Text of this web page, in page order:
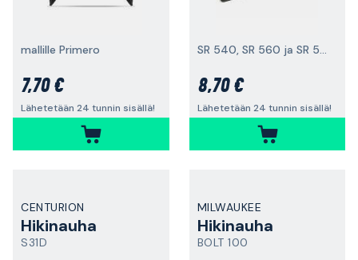
mallille Primero
7,70 €
Lähetetään 24 tunnin sisällä!
SR 540, SR 560 ja SR 561 varten
8,70 €
Lähetetään 24 tunnin sisällä!
CENTURION
Hikinauha
S31D
MILWAUKEE
Hikinauha
BOLT 100